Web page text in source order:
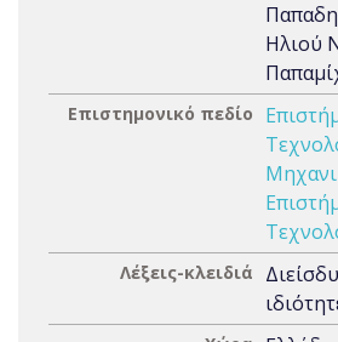
Ηλιού
Επιστημονικό πεδίο
Λέξεις-κλειδιά